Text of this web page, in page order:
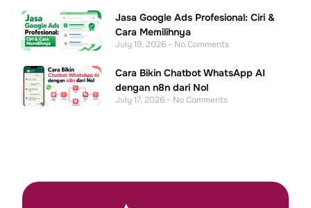
Jasa Google Ads Profesional: Ciri &
Cara Memilihnya
July 19, 2026 No Comments
Cara Bikin Chatbot WhatsApp AI
dengan n8n dari Nol
July 17, 2026 No Comments